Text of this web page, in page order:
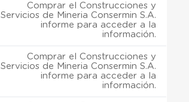
Comprar el Construcciones y
Servicios de Mineria Consermin S.A.
informe para acceder a la
información.
Comprar el Construcciones y
Servicios de Mineria Consermin S.A.
informe para acceder a la
información.